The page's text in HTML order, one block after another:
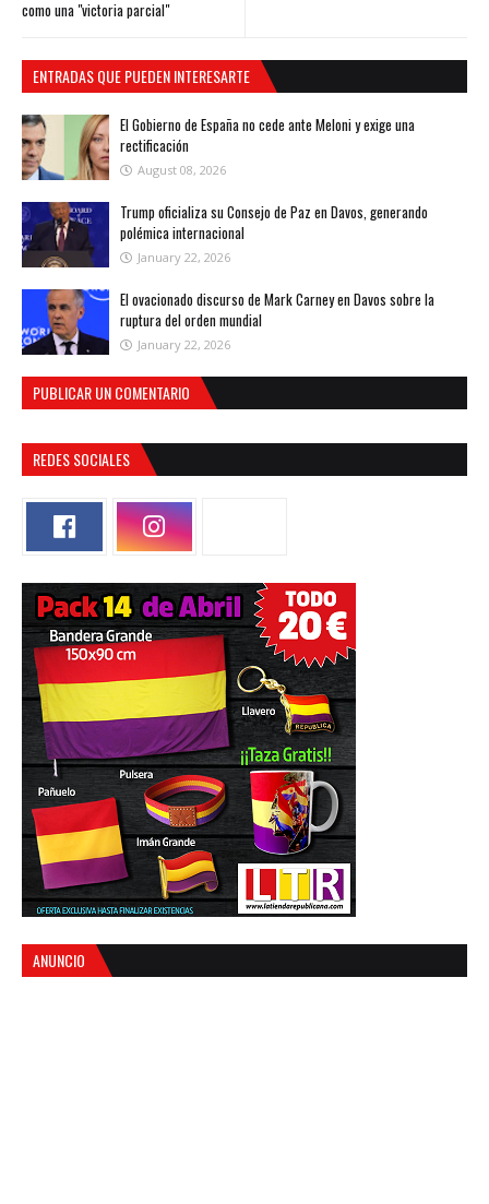
como una "victoria parcial"
ENTRADAS QUE PUEDEN INTERESARTE
El Gobierno de España no cede ante Meloni y exige una
rectificación
August 08, 2026
Trump oficializa su Consejo de Paz en Davos, generando
polémica internacional
January 22, 2026
El ovacionado discurso de Mark Carney en Davos sobre la
ruptura del orden mundial
January 22, 2026
PUBLICAR UN COMENTARIO
REDES SOCIALES
ANUNCIO